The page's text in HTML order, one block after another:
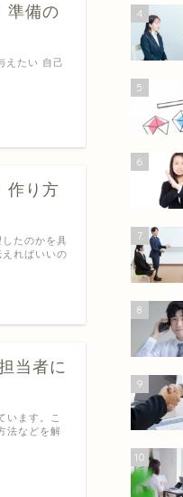
準備の
えたい 自己
作り方
たのかを具
ればいいの
当者に
います。こ
法などを解
4
5
6
7
8
9
10